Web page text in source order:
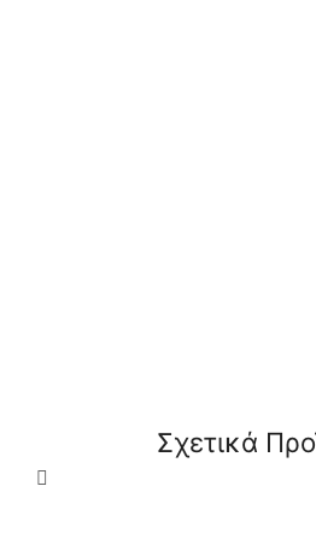
Σχετικά
Μπαταρία πάγκου
ΠΕΡΙΣΣΌΤΕΡΑ